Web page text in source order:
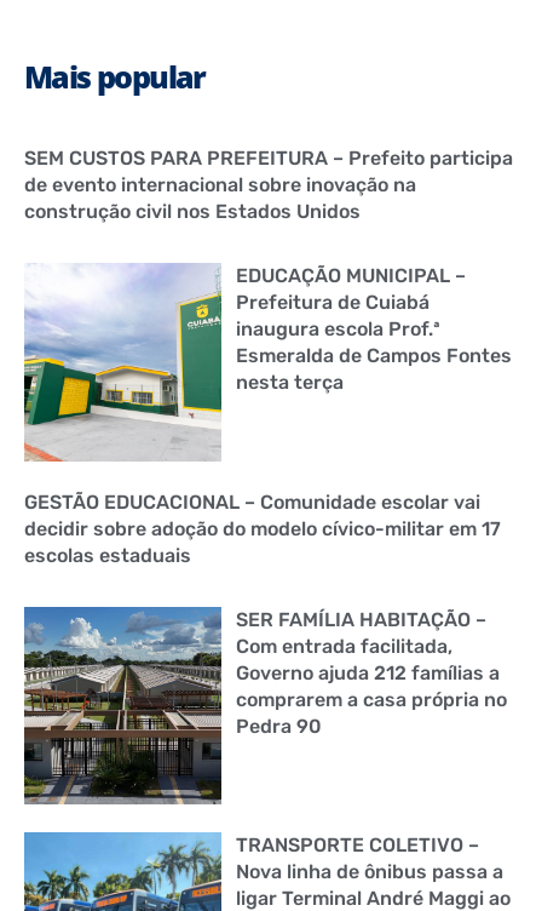
Mais popular
SEM CUSTOS PARA PREFEITURA – Prefeito participa
de evento internacional sobre inovação na
construção civil nos Estados Unidos
EDUCAÇÃO MUNICIPAL –
Prefeitura de Cuiabá
inaugura escola Prof.ª
Esmeralda de Campos Fontes
nesta terça
GESTÃO EDUCACIONAL – Comunidade escolar vai
decidir sobre adoção do modelo cívico-militar em 17
escolas estaduais
SER FAMÍLIA HABITAÇÃO –
Com entrada facilitada,
Governo ajuda 212 famílias a
comprarem a casa própria no
Pedra 90
TRANSPORTE COLETIVO –
Nova linha de ônibus passa a
ligar Terminal André Maggi ao